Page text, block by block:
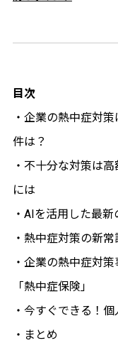
目次
・企業の熱中症対
件は？
・不十分な対策は
には
・AIを活用した最
・熱中症対策の新
・企業の熱中症対
「熱中症保険」
・今すぐできる！
・まとめ